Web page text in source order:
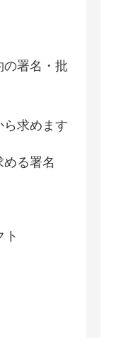
の署名・批
ら求めます
る署名
ト